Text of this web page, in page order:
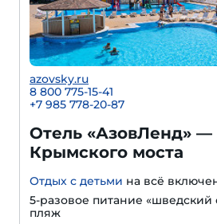
azovsky.ru
8 800 775-15-41
+7 985 778-20-87
Отель «АзовЛенд» —
Крымского моста
Отдых с детьми на всё
5-разовое питание «шведский
пляж